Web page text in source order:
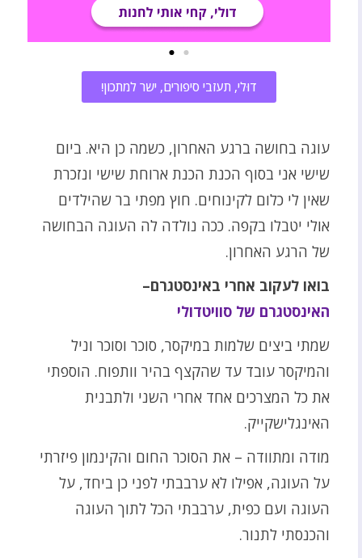
דוּלי, תעזבי סיפורים, ישר למתכון!
עוגה בחושה ברגע האחרון, כשמה כן היא. ביום
שישי אני בסוף הכנת הכנת ארוחת שישי ונזכרת
שאין לי כלום לקינוחים. חוץ מפתי בר שהילדים
אולי יטבלו בקפה. ככה נולדה לה העוגה הבחושה
של הרגע האחרון.
בואו לעקוב אחרי באינסטגרם–
האינסטגרם של סוויטדולי
שמתי ביצים שלמות במיקסר, סוכר וסוכר וניל
והמיקסר עובד עד שהקצף בהיר וותפוח. הוספתי
את כל המצרכים אחד אחרי השני ולתבנית
האינגלישקייק.
מודה ומתוודה – את הסוכר החום והקינמון פיזרתי
על העוגה, אפילו לא ערבבתי לפני כן ביחד, על
העוגה ועם כפית, ערבבתי הכל לתוך העוגה
והכנסתי לתנור.